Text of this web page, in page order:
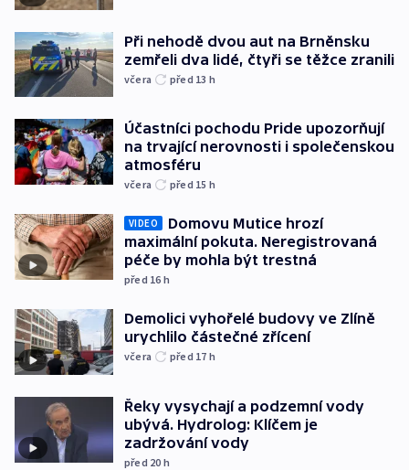
Při nehodě dvou aut na Brněnsku
zemřeli dva lidé, čtyři se těžce zranili
včera před 13 h
Účastníci pochodu Pride upozorňují
na trvající nerovnosti i společenskou
atmosféru
včera před 15 h
VIDEO
Domovu Mutice hrozí
maximální pokuta. Neregistrovaná
péče by mohla být trestná
před 16 h
Demolici vyhořelé budovy ve Zlíně
urychlilo částečné zřícení
včera před 17 h
Řeky vysychají a podzemní vody
ubývá. Hydrolog: Klíčem je
zadržování vody
před 20 h